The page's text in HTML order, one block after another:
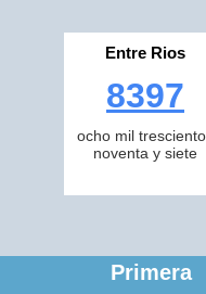
Entre Rios
8397
ocho mil
noventa y siete
Primera